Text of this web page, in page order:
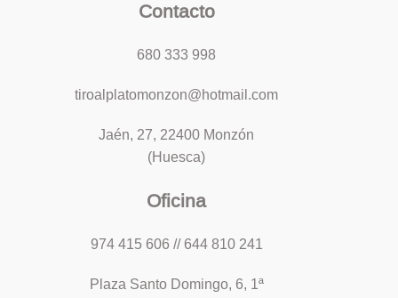
Contacto
680 333 998
tiroalplatomonzon@hotmail.com
Jaén, 27, 22400 Monzón
(Huesca)
Oficina
974 415 606 // 644 810 241
Plaza Santo Domingo, 6, 1ª